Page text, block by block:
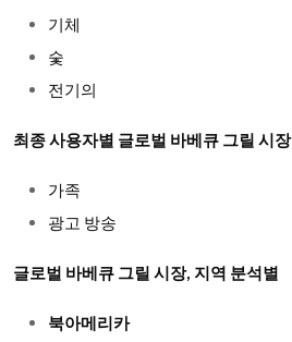
기체
숯
전기의
최종 사용자별 글로벌 바베큐 그릴 시장
가족
광고 방송
글로벌 바베큐 그릴 시장, 지역 분석별
북아메리카